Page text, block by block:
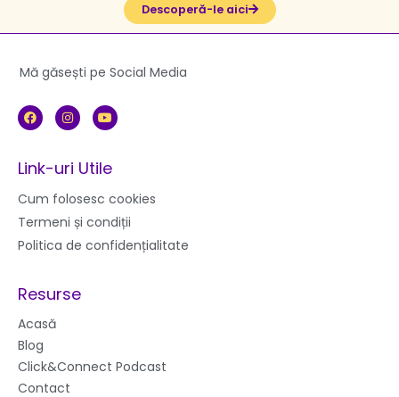
Descoperă-le aici
Mă găsești pe Social Media
F
a
c
o
k
I
n
s
a
g
a
Y
o
u
b
Link-uri Utile
Cum folosesc cookies
Termeni și condiții
Politica de confidențialitate
Resurse
Acasă
Blog
Click&Connect Podcast
Contact